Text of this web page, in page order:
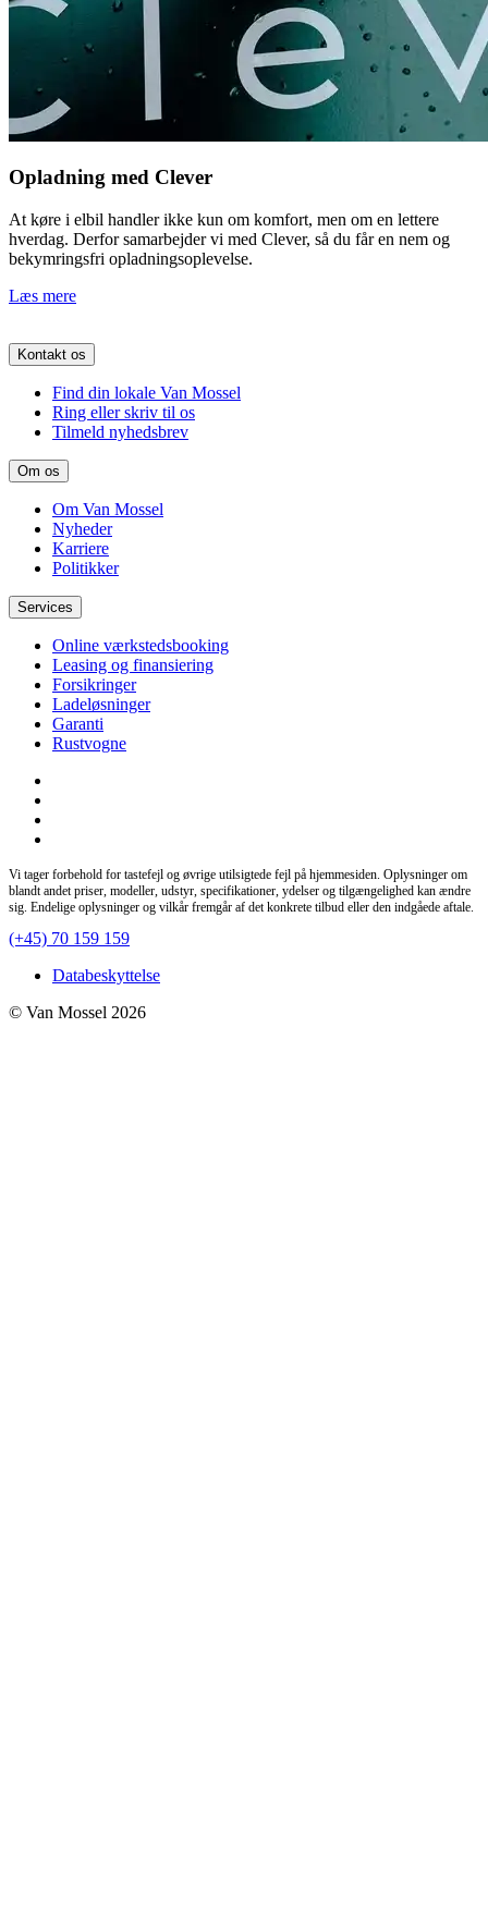
Opladning med Clever
At køre i elbil handler ikke kun om komfort, men om en lettere
hverdag. Derfor samarbejder vi med Clever, så du får en nem og
bekymringsfri opladningsoplevelse.
Læs mere
Kontakt os
Find din lokale Van Mossel
Ring eller skriv til os
Tilmeld nyhedsbrev
Om os
Om Van Mossel
Nyheder
Karriere
Politikker
Services
Online værkstedsbooking
Leasing og finansiering
Forsikringer
Ladeløsninger
Garanti
Rustvogne
Vi tager forbehold for tastefejl og øvrige utilsigtede fejl på hjemmesiden. Oplysninger om
blandt andet priser, modeller, udstyr, specifikationer, ydelser og tilgængelighed kan ændre
sig. Endelige oplysninger og vilkår fremgår af det konkrete tilbud eller den indgåede aftale.
(+45) 70 159 159
Databeskyttelse
© Van Mossel 2026